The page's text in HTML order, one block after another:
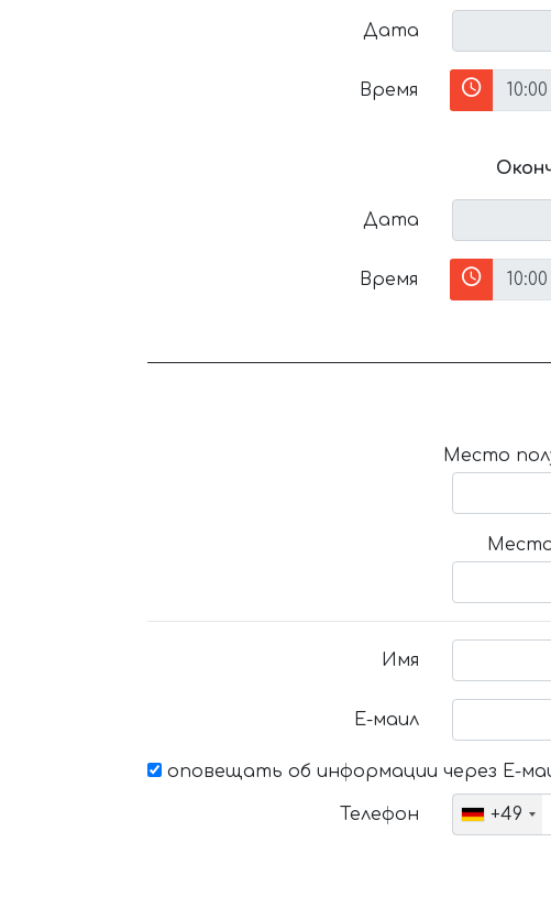
Дата
Время
Дата
Время
Место
Имя
Е-маил
оповещать об информации через Е-
Телефон +49